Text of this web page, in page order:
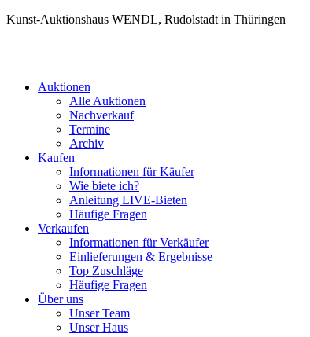
Kunst-Auktionshaus WENDL, Rudolstadt in Thüringen
Auktionen
Alle Auktionen
Nachverkauf
Termine
Archiv
Kaufen
Informationen für Käufer
Wie biete ich?
Anleitung LIVE-Bieten
Häufige Fragen
Verkaufen
Informationen für Verkäufer
Einlieferungen & Ergebnisse
Top Zuschläge
Häufige Fragen
Über uns
Unser Team
Unser Haus